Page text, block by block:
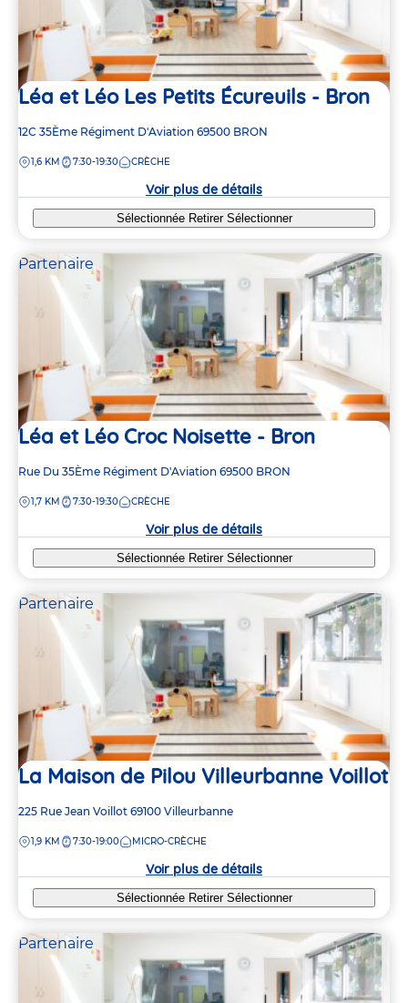
Léa et Léo Les Petits Écureuils - Bron
Adresse
la
12C 35Ème Régiment D'Aviation 69500 BRON
DISTANCE
1,6 KM 7:30-19:30 CRÈCHE
Voir plus de détails
Sélectionnée Retirer Sélectionner
Partenaire
Léa et Léo Croc Noisette - Bron
Adresse
la
Rue Du 35Ème Régiment D'Aviation 69500 BRON
DISTANCE
1,7 KM 7:30-19:30 CRÈCHE
Voir plus de détails
Sélectionnée Retirer Sélectionner
Partenaire
La Maison de Pilou Villeurbanne Voillot
Adresse
la
225 Rue Jean Voillot 69100 Villeurbanne
DISTANCE
1,9 KM 7:30-19:00 MICRO-CRÈCHE
Voir plus de détails
Sélectionnée Retirer Sélectionner
Partenaire